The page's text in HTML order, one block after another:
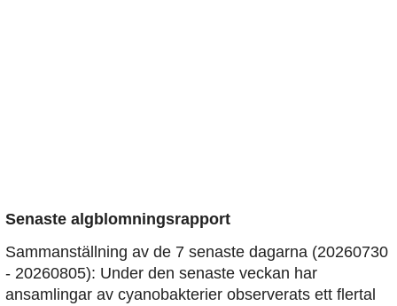
Senaste algblomningsrapport
Sammanställning av de 7 senaste dagarna (20260730
- 20260805): Under den senaste veckan har
ansamlingar av cyanobakterier observerats ett flertal